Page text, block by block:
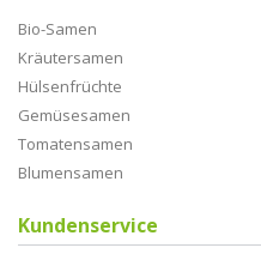
Bio-Samen
Kräutersamen
Hülsenfrüchte
Gemüsesamen
Tomatensamen
Blumensamen
Kundenservice